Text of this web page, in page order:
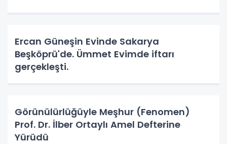
Ercan Güneşin Evinde Sakarya
Beşköprü'de. Ümmet Evimde iftarı
gerçekleşti.
Görünülürlüğüyle Meşhur (Fenomen)
Prof. Dr. İlber Ortaylı Amel Defterine
Yürüdü